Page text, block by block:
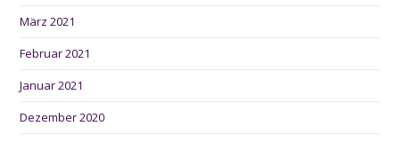
März 2021
Februar 2021
Januar 2021
Dezember 2020